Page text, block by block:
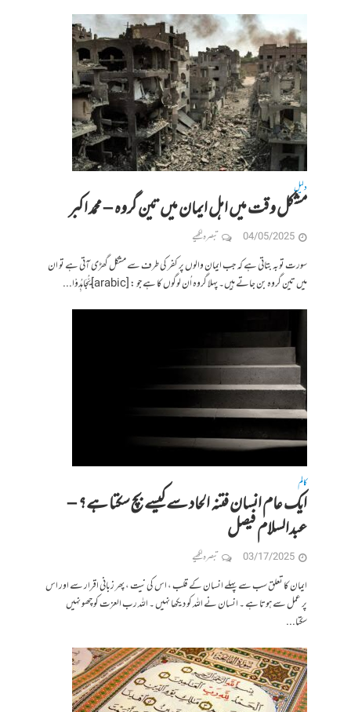
دلیل
مشکل وقت میں اہل ایمان میں تین گروہ – محمد اکبر
04/05/2025 تبصرہ لکھیے
سورت توبہ بتاتی ہے کہ جب ایمان والوں پر کفر کی طرف سے مشکل گھڑی آتی ہے تو ان
میں تین گروہ بن جاتے ہیں۔ پہلا گروہ اُن لوگوں کا ہے جو : [arabic]یُّجَاهِدُوْا...
کالم
ایک عام انسان فتنہ الحاد سے کیسے بچ سکتا ہے؟ –
عبدالسلام فیصل
03/17/2025 تبصرہ لکھیے
ایمان کا تعلق سب سے پہلے انسان کے قلب ، اس کی نیت ، پھر زبانی اقرار سے اور اس
پر عمل سے ہوتا ہے ۔ انسان نے اللہ کو دیکھا نہیں ۔ اللہ رب العزت کو چھو نہیں
سکتا...